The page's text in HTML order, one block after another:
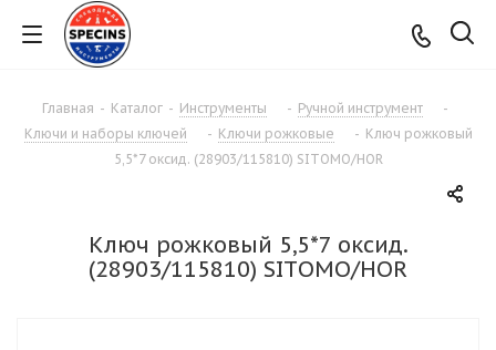
Главная - Каталог - Инструменты - Ручной инструмент
-
Ключи и наборы ключей
- Ключи рожковые - Ключ рожковый
5,5*7 оксид. (28903/115810) SITОМО/HOR
Ключ рожковый 5,5*7 оксид.
(28903/115810) SITОМО/HOR